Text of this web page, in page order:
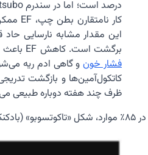
این مقدار مشابه نارسایی
برگشت است. کاهش EF باعث بروز علائم تنفسی، خستگی،
فشار خونو گاهی ادم ریه
ظرف چند هفته دوباره طبیعی
در ۸۵٪ موارد، شکل «تاکوتسوبو» (بادکنکی‌شدن) دیده می‌شود.